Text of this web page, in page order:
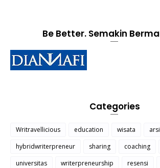
Be Better. Semakin
Categories
Writravellicious education wisata
hybridwriterpreneur
sharing coaching
universitas
writerpreneurship resensi